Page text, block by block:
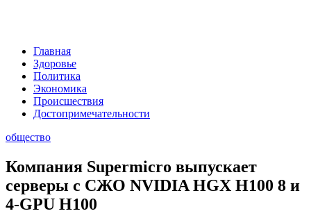
Главная
Здоровье
Политика
Экономика
Происшествия
Достопримечательности
общество
Компания Supermicro выпускает
серверы с СЖО NVIDIA HGX H100 8 и
4-GPU H100